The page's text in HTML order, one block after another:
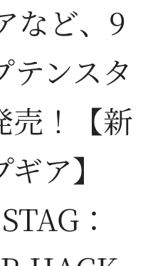
など、9
テンスタ
売！【新
ア】
：